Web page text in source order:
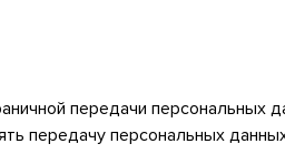
передачи персональных
передачу персональных